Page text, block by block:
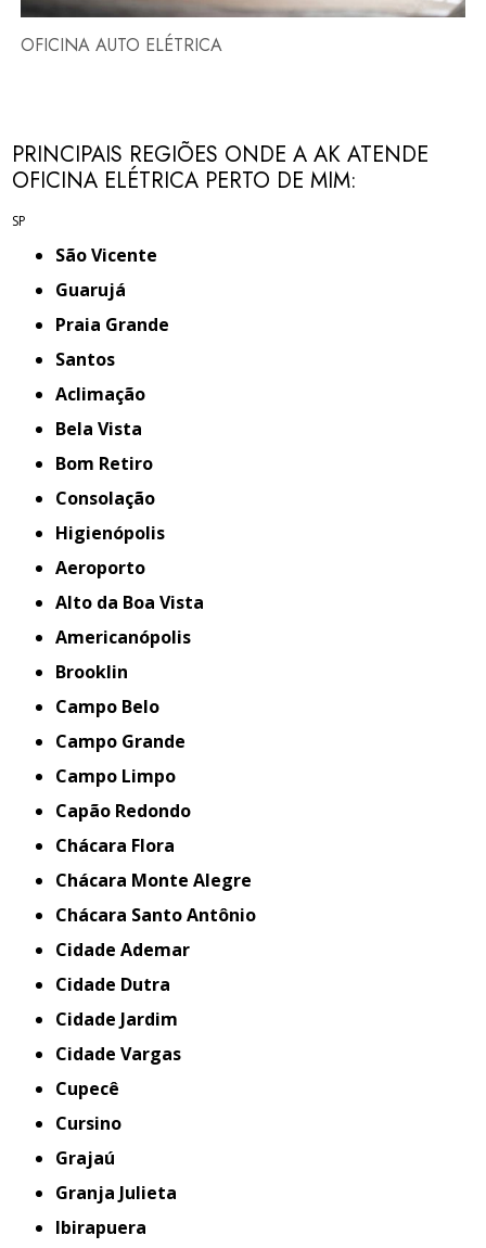
OFICINA AUTO ELÉTRICA
PRINCIPAIS REGIÕES ONDE A AK ATENDE
OFICINA ELÉTRICA PERTO DE MIM:
SP
São Vicente
Guarujá
Praia Grande
Santos
Aclimação
Bela Vista
Bom Retiro
Consolação
Higienópolis
Aeroporto
Alto da Boa Vista
Americanópolis
Brooklin
Campo Belo
Campo Grande
Campo Limpo
Capão Redondo
Chácara Flora
Chácara Monte Alegre
Chácara Santo Antônio
Cidade Ademar
Cidade Dutra
Cidade Jardim
Cidade Vargas
Cupecê
Cursino
Grajaú
Granja Julieta
Ibirapuera